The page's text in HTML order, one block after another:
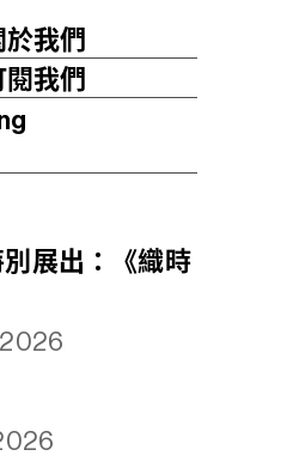
於我們
閱我們
展出：《織時